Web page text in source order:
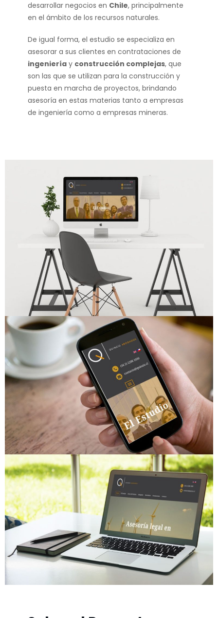
desarrollar negocios en Chile, principalmente
en el ámbito de los recursos naturales.
De igual forma, el estudio se especializa en
asesorar a sus clientes en contrataciones de
ingenieríay construcción complejas, que
son las que se utilizan para la construcción y
puesta en marcha de proyectos, brindando
asesoría en estas materias tanto a empresas
de ingeniería como a empresas mineras.